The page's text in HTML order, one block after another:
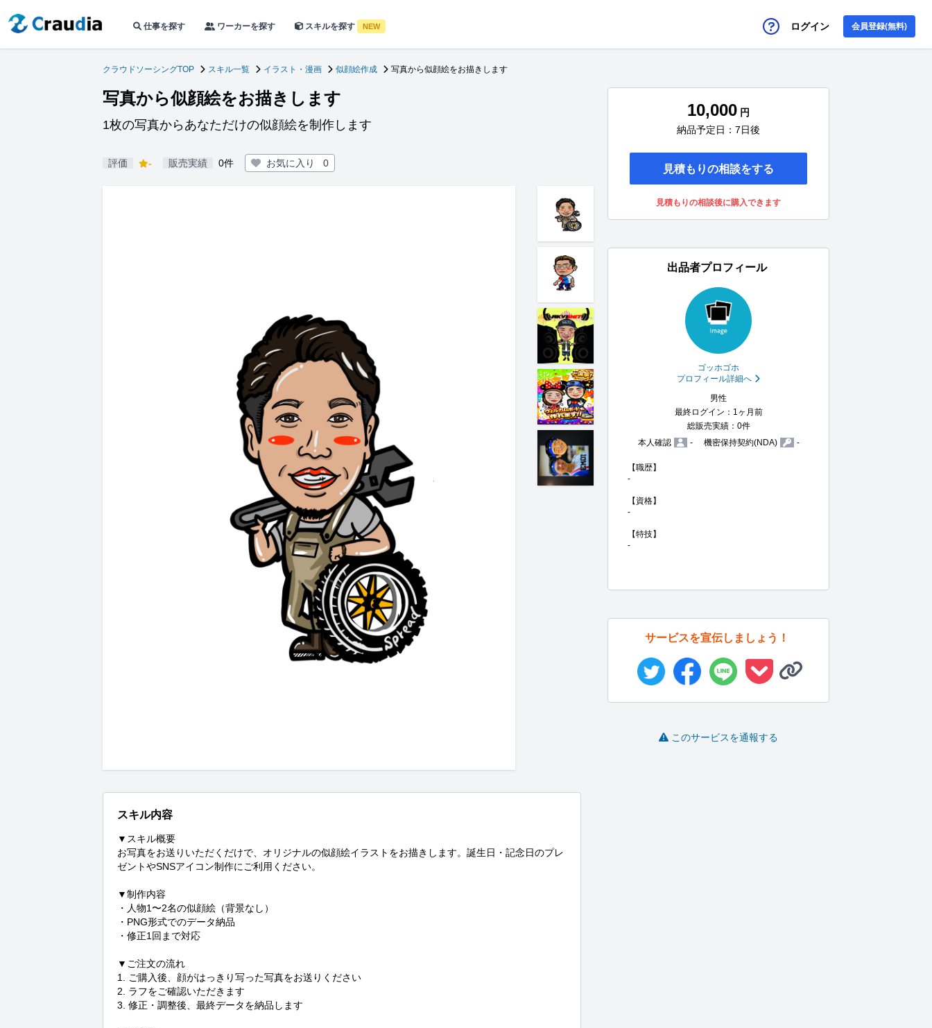
仕事を探す ワーカーを探す スキルを探す NEW ログイン 会員登録(無料)
クラウドソーシングTOP スキル一覧 イラスト・漫画 似顔絵作成 写真から似顔絵をお描きします
写真から似顔絵をお描きします
1枚の写真からあなただけの似顔絵を制作します
評価 - 販売実績 0件 お気に入り 0
スキル内容
▼スキル概要
お写真をお送りいただくだけで、オリジナルの似顔絵イラストをお描きします。誕生日・記念日のプレ
ゼントやSNSアイコン制作にご利用ください。
▼制作内容
・人物1〜2名の似顔絵（背景なし）
・PNG形式でのデータ納品
・修正1回まで対応
▼ご注文の流れ
1. ご購入後、顔がはっきり写った写真をお送りください
2. ラフをご確認いただきます
3. 修正・調整後、最終データを納品します
10,000 円
納品予定日：7日後
見積もりの相談をする
見積もりの相談後に購入できます
出品者プロフィール
ゴッホゴホ
プロフィール詳細へ
男性
最終ログイン：1ヶ月前
総販売実績：0件
本人確認
- 機密保持契約(NDA) -
【職歴】
-
【資格】
-
【特技】
-
サービスを宣伝しましょう！
このサービスを通報する